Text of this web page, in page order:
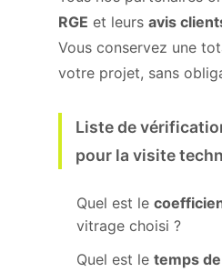
RGE et leurs avis
Vous conservez une
votre projet, sans
Liste de
pour la visite
Quel est le
vitrage choisi ?
Quel est le temps